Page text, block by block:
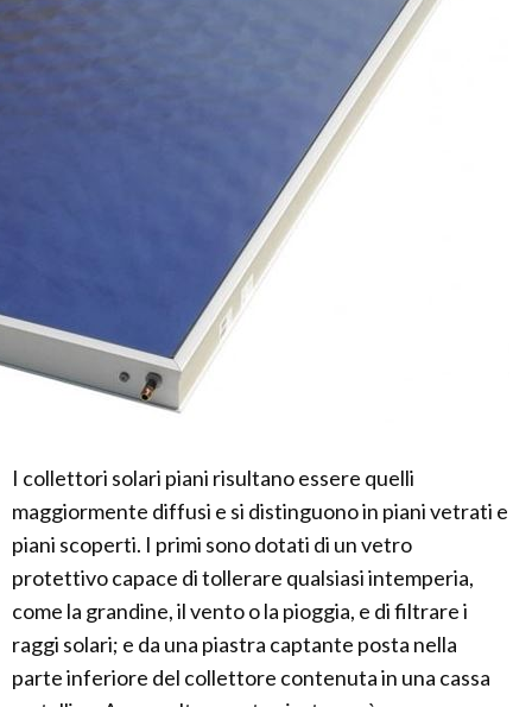
I collettori solari piani risultano essere quelli
maggiormente diffusi e si distinguono in piani vetrati e
piani scoperti. I primi sono dotati di un vetro
protettivo capace di tollerare qualsiasi intemperia,
come la grandine, il vento o la pioggia, e di filtrare i
raggi solari; e da una piastra captante posta nella
parte inferiore del collettore contenuta in una cassa